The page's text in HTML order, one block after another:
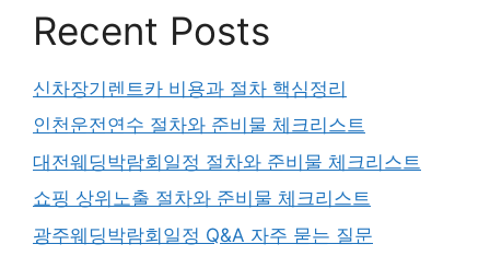
Recent Posts
신차장기렌트카 비용과 절차 핵심정리
인천운전연수 절차와 준비물 체크리스트
대전웨딩박람회일정 절차와 준비물 체크리스트
쇼핑 상위노출 절차와 준비물 체크리스트
광주웨딩박람회일정 Q&A 자주 묻는 질문